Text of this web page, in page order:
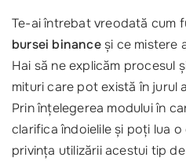
Te-ai întrebat vreodată cum
bursei binanceși ce mistere
Hai să ne explicăm procesul
mituri care pot există în jurul
Prin înțelegerea modului în
clarifica îndoielile și poți lua
privința utilizării acestui tip